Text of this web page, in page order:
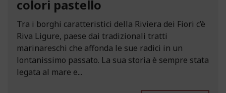
colori pastello
Tra i borghi caratteristici della Riviera dei Fiori c’è
Riva Ligure, paese dai tradizionali tratti
marinareschi che affonda le sue radici in un
lontanissimo passato. La sua storia è sempre stata
legata al mare e...